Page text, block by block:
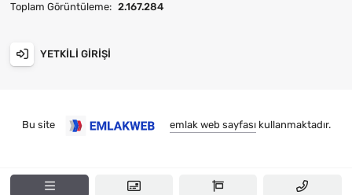
Toplam Görüntüleme: 2.167.284
YETKILI GIRIŞI
Bu site emlak web sayfasıkullanmaktadır.